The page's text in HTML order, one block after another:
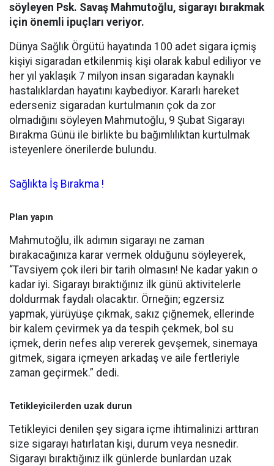
söyleyen Psk. Savaş Mahmutoğlu, sigarayı bırakmak
için önemli ipuçları veriyor.
Dünya Sağlık Örgütü hayatında 100 adet sigara içmiş
kişiyi sigaradan etkilenmiş kişi olarak kabul ediliyor ve
her yıl yaklaşık 7 milyon insan sigaradan kaynaklı
hastalıklardan hayatını kaybediyor. Kararlı hareket
ederseniz sigaradan kurtulmanın çok da zor
olmadığını söyleyen Mahmutoğlu, 9 Şubat Sigarayı
Bırakma Günü ile birlikte bu bağımlılıktan kurtulmak
isteyenlere önerilerde bulundu.
Sağlıkta İş Bırakma !
Plan yapın
Mahmutoğlu, ilk adımın sigarayı ne zaman
bırakacağınıza karar vermek olduğunu söyleyerek,
“Tavsiyem çok ileri bir tarih olmasın! Ne kadar yakın o
kadar iyi. Sigarayı bıraktığınız ilk günü aktivitelerle
doldurmak faydalı olacaktır. Örneğin; egzersiz
yapmak, yürüyüşe çıkmak, sakız çiğnemek, ellerinde
bir kalem çevirmek ya da tespih çekmek, bol su
içmek, derin nefes alıp vererek gevşemek, sinemaya
gitmek, sigara içmeyen arkadaş ve aile fertleriyle
zaman geçirmek.” dedi.
Tetikleyicilerden uzak durun
Tetikleyici denilen şey sigara içme ihtimalinizi arttıran
size sigarayı hatırlatan kişi, durum veya nesnedir.
Sigarayı bıraktığınız ilk günlerde bunlardan uzak